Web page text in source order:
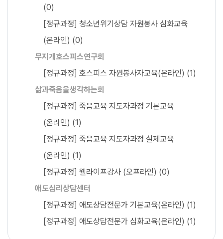
(0)
[정규과정] 청소년위기상담 자원봉사 심화교육
(온라인) (0)
무지개호스피스연구회
[정규과정] 호스피스 자원봉사자교육(온라인) (1)
삶과죽음을생각하는회
[정규과정] 죽음교육 지도자과정 기본교육
(온라인) (1)
[정규과정] 죽음교육 지도자과정 실제교육
(온라인) (1)
[정규과정] 웰라이프강사 (오프라인) (0)
애도심리상담센터
[정규과정] 애도상담전문가 기본교육(온라인) (1)
[정규과정] 애도상담전문가 심화교육(온라인) (1)